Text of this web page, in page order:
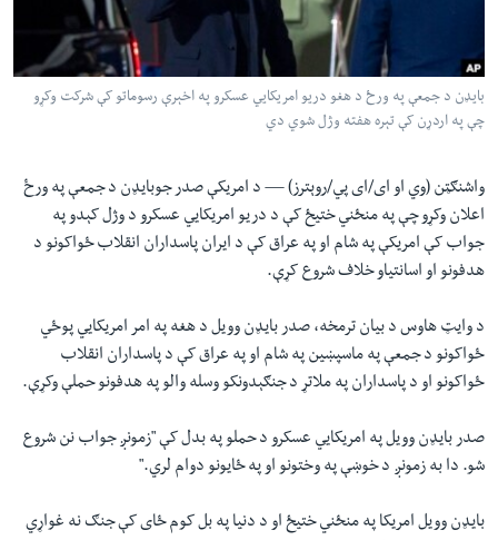
مخکې
مرکزي
لټون
واوړئ
Learning English
ژبې
بایډن د جمعې په ورځ د هغو دریو امریکايي عسکرو په اخېرې رسوماتو کې شرکت وکړو
چې په اردړن کې تېره هفته وژل شوي دي
واشنګټن (وي او ای/ای پي/روېترز) — د امریکې صدر جوبایډن د جمعې په ورځ‌
اعلان وکړو چې په منځني ختیځ کې د دریو امریکايي عسکرو د وژل کېدو په
جواب کې امریکې په شام او په عراق کې د ایران پاسداران انقلاب ځواکونو د
هدفونو او اسانتیاو خلاف شروع کړې.
د وایټ هاوس د بیان ترمخه، صدر بایډن وویل د هغه په امر امریکايي پوځي
ځواکونو د جمعې په ماسپښین په شام او په عراق کې د پاسداران انقلاب
ځواکونو او د پاسداران په ملاتړ د جنګېدونکو وسله والو په هدفونو حملې وکړې.
صدر بایډن وویل په امریکايي عسکرو د حملو په بدل کې "زمونږ جواب نن شروع
شو. دا به زمونږ د خوښې په وختونو او په ځایونو دوام لري."
بایډن وویل امریکا په منځني ختیځ او د دنیا په بل کوم ځای کې جنګ نه غواړي